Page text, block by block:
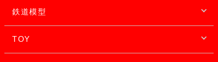
鉄道模型
TOY